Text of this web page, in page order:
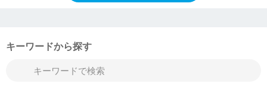
キーワードから探す